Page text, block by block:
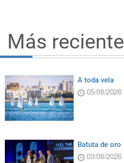
Más reciente
A toda vela
05/08/2026
Batuta de oro
03/08/2026